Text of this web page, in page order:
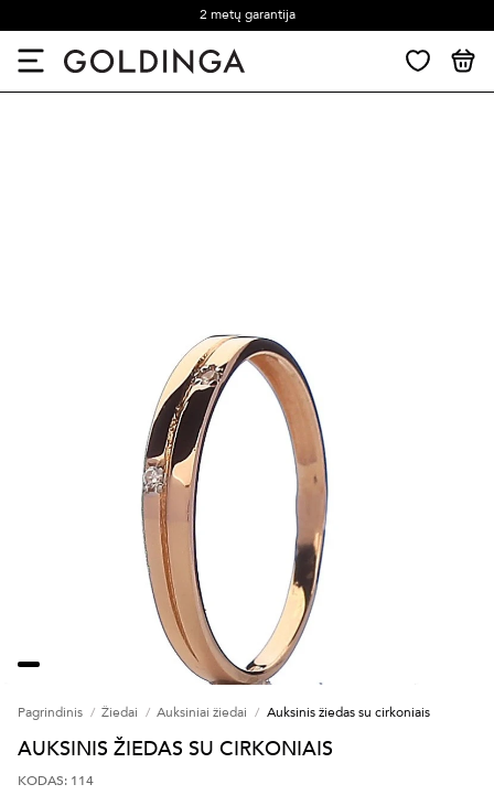
2 metų garantija
Pagrindinis Žiedai Auksiniai žiedai Auksinis žiedas su cirkoniais
AUKSINIS ŽIEDAS SU CIRKONIAIS
KODAS: 114